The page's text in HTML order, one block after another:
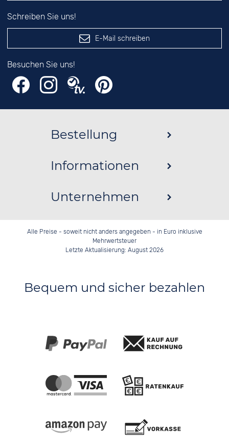
Schreiben Sie uns!
E-Mail schreiben
Besuchen Sie uns!
Bestellung
Informationen
Unternehmen
Alle Preise - soweit nicht anders angegeben - in Euro inklusive
Mehrwertsteuer
Letzte Aktualisierung: August 2026
Bequem und sicher bezahlen